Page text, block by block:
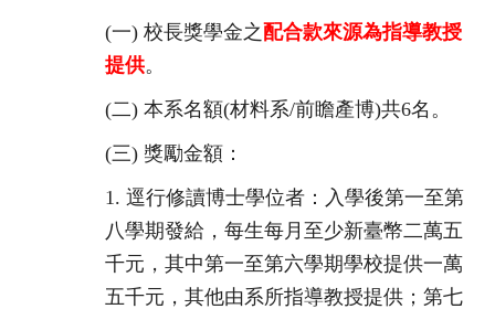
(一) 校長獎學金之 配合款來源為指導教授
提供。
(二) 本系名額(材料系/前瞻產博)共6名。
(三) 獎勵金額：
1. 逕行修讀博士學位者：入學後第一至第
八學期發給， 每生每月至少新臺幣二萬五
千元， 其中第一至第六學期學校提供一萬
五千元， 其他由系所指導教授提供； 第七